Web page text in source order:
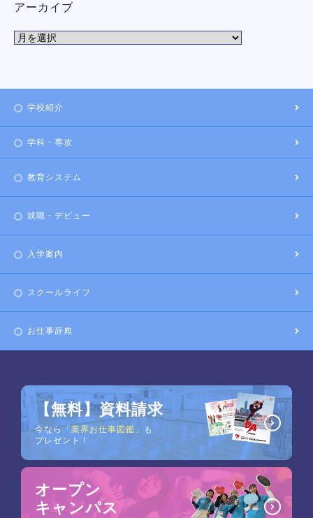
アーカイブ
学校紹介
学科・専攻
教育システム
就職・デビュー
入学案内
スクールライフ
お仕事辞典
【無料】資料請求
今なら「業界お仕事図鑑」
も
プレゼント！
オープン
キャンパス